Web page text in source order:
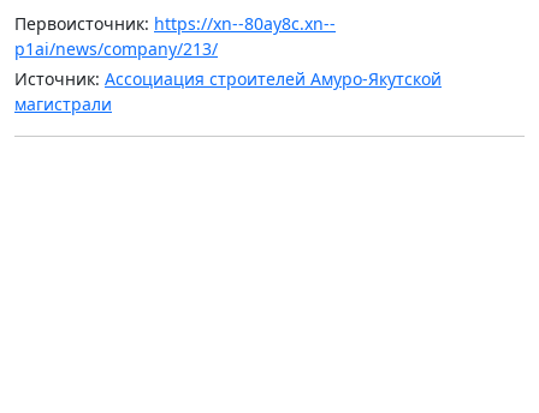
Первоисточник: https://xn--80ay8c.xn--
p1ai/news/company/213/
Источник: Ассоциация строителей Амуро-Якутской
магистрали